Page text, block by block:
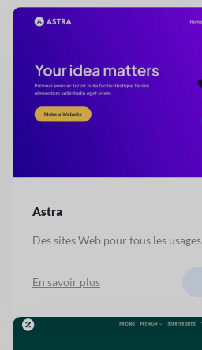
Astra
Des sites Web pour tous les usages
En savoir plus